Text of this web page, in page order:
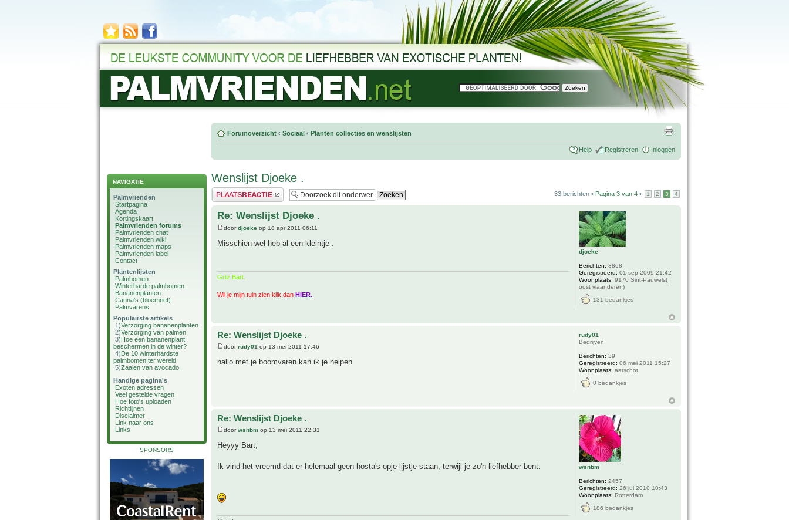
NAVIGATIE
Palmvrienden
Startpagina
Agenda
Kortingskaart
Palmvrienden forums
Palmvrienden chat
Palmvrienden wiki
Palmvrienden maps
Palmvrienden label
Contact
Plantenlijsten
Palmbomen
Winterharde palmbomen
Bananenplanten
Canna's (bloemriet)
Palmvarens
Populairste artikels
1)Verzorging bananenplanten
2)Verzorging van palmen
3)Hoe een bananenplant
beschermen in de winter?
4)De 10 winterhardste
palmbomen ter wereld
5)Zaaien van avocado
Handige pagina's
Exoten adressen
Veel gestelde vragen
Hoe foto's uploaden
Richtlijnen
Disclaimer
Link naar ons
Links
SPONSORS
Forumoverzicht ‹ Sociaal ‹ Planten collecties en wenslijsten
Help Registreren Inloggen
Wenslijst Djoeke .
Plaats een reactie 33 berichten • Pagina 3 van 4 • 1 2 3 4
Re: Wenslijst Djoeke .
doordjoeke op 18 apr 2011 06:11
Misschien wel heb al een kleintje .
Grtz Bart.
Wil je mijn tuin zien klik dan HIER.
djoeke
Berichten: 3868
Geregistreerd: 01 sep 2009 21:42
Woonplaats: 9170 Sint-Pauwels(
oost vlaanderen)
131 bedankjes
Re: Wenslijst Djoeke .
doorrudy01 op 13 mei 2011 17:46
hallo met je boomvaren kan ik je helpen
rudy01
Bedrijven
Berichten: 39
Geregistreerd: 06 mei 2011 15:27
Woonplaats: aarschot
0 bedankjes
Re: Wenslijst Djoeke .
doorwsnbm op 13 mei 2011 22:31
Heyyy Bart,
Ik vind het vreemd dat er helemaal geen hosta's opje lijstje staan, terwijl je zo'n liefhebber bent. wsnbm
Berichten: 2457
Geregistreerd: 26 jul 2010 10:43
Woonplaats: Rotterdam
186 bedankjes